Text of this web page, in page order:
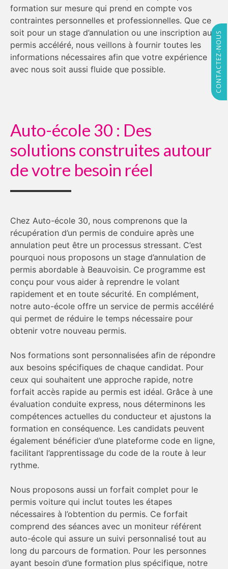
formation sur mesure qui prend en compte vos
contraintes personnelles et professionnelles. Que ce
soit pour un stage d’annulation ou une inscription au
permis accéléré, nous veillons à fournir toutes les
informations nécessaires afin que votre expérience
avec nous soit aussi fluide que possible.
Auto-école 30 : Des
solutions construites autour
de votre besoin réel
Chez Auto-école 30, nous comprenons que la
récupération d’un permis de conduire après une
annulation peut être un processus stressant. C’est
pourquoi nous proposons un stage d’annulation de
permis abordable à Beauvoisin. Ce programme est
conçu pour vous aider à reprendre le volant
rapidement et en toute sécurité. En complément,
notre auto-école offre un service de permis accéléré
qui permet de réduire le temps nécessaire pour
obtenir votre nouveau permis.
Nos formations sont personnalisées afin de répondre
aux besoins spécifiques de chaque candidat. Pour
ceux qui souhaitent une approche rapide, notre
forfait accès rapide au permis est idéal. Grâce à une
évaluation conduite express, nous déterminons les
compétences actuelles du conducteur et ajustons la
formation en conséquence. Les candidats peuvent
également bénéficier d’une plateforme code en ligne,
facilitant l’apprentissage du code de la route à leur
rythme.
Nous proposons aussi un forfait complet pour le
permis voiture qui inclut toutes les étapes
nécessaires à l’obtention du permis. Ce forfait
comprend des séances avec un moniteur référent
auto-école qui assure un suivi personnalisé tout au
long du parcours de formation. Pour les personnes
ayant besoin d’une formation plus spécifique, notre
CONTACTEZ-NOUS